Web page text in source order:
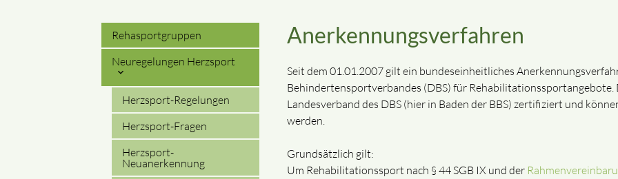
Anerkennungsverfahren
Seit dem 01.01.2007 gilt ein bundeseinheitliches
Behindertensportverbandes (DBS) für Rehabilitationssportangebote.
Landesverband des DBS (hier in Baden der BBS) zertifiziert und
werden.
Grundsätzlich gilt:
Um Rehabilitationssport nach § 44 SGB IX und der
Rehasportgruppen
Neuregelungen Herzsport
Herzsport-Regelungen
Herzsport-Fragen
Herzsport-
Neuanerkennung